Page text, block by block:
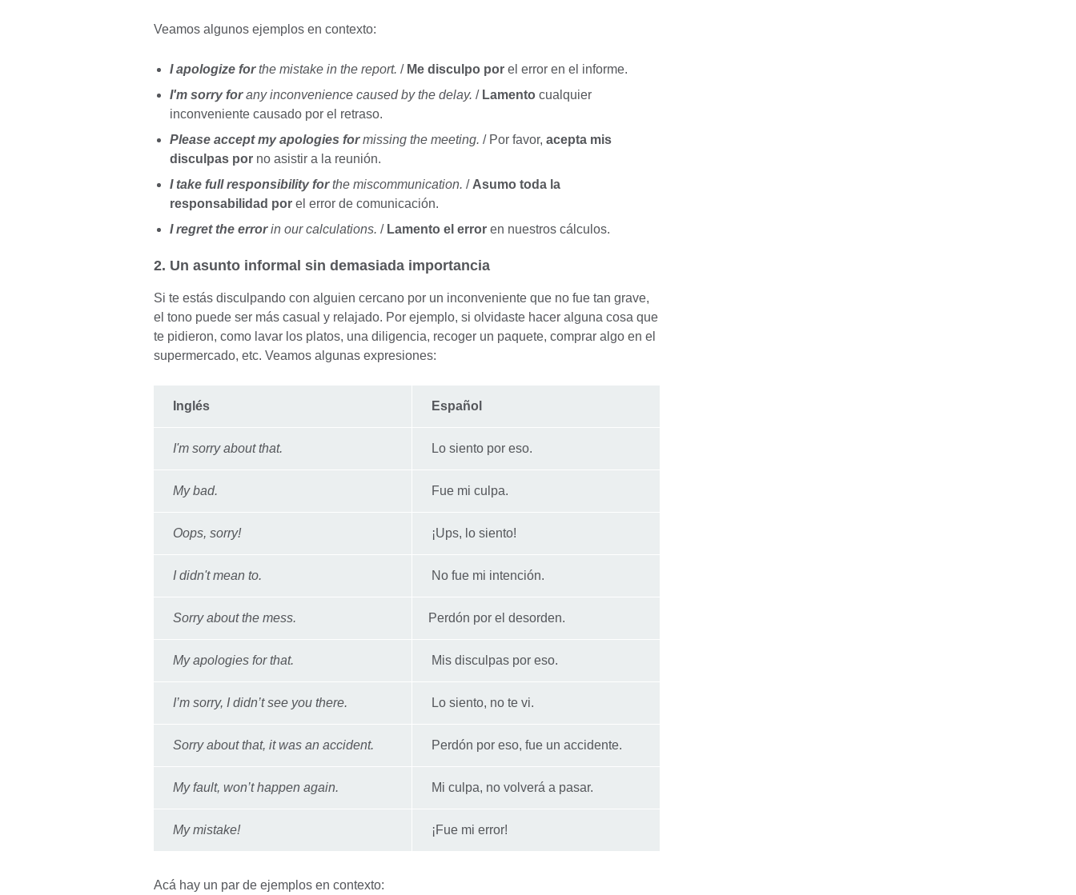
Veamos algunos ejemplos en contexto:
I apologize forthe mistake in the report. / Me disculpo por el error en el informe.
I'm sorry forany inconvenience caused by the delay. / Lamento cualquier
inconveniente causado por el retraso.
Please accept my apologies formissing the meeting. / Por favor, acepta mis
disculpas por no asistir a la reunión.
I take full responsibility forthe miscommunication. /Asumo toda la
responsabilidad por el error de comunicación.
I regret the errorin our calculations. / Lamento el error en nuestros cálculos.
2. Un asunto informal sin demasiada importancia
Si te estás disculpando con alguien cercano por un inconveniente que no fue tan grave,
el tono puede ser más casual y relajado. Por ejemplo, si olvidaste hacer alguna cosa que
te pidieron, como lavar los platos, una diligencia, recoger un paquete, comprar algo en el
supermercado, etc. Veamos algunas expresiones:
Inglés Español
I'm sorry about that. Lo siento por eso.
My bad. Fue mi culpa.
Oops, sorry! ¡Ups, lo siento!
I didn't mean to. No fue mi intención.
Sorry about the mess. Perdón por el desorden.
My apologies for that. Mis disculpas por eso.
I’m sorry, I didn’t see you there. Lo siento, no te vi.
Sorry about that, it was an accident. Perdón por eso, fue un accidente.
My fault, won’t happen again. Mi culpa, no volverá a pasar.
My mistake! ¡Fue mi error!
Acá hay un par de ejemplos en contexto: